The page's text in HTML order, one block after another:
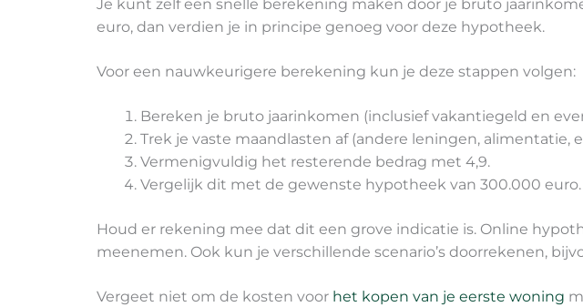
Je kunt zelf een snelle berekening maken door je bruto
euro, dan verdien je in principe genoeg voor deze hypotheek.
Voor een nauwkeurigere berekening kun je deze stappen volgen:
Bereken je bruto jaarinkomen (inclusief vakantiegeld en
Trek je vaste maandlasten af (andere leningen, alimentatie,
Vermenigvuldig het resterende bedrag met 4,9.
Vergelijk dit met de gewenste hypotheek van 300.000 euro.
Houd er rekening mee dat dit een grove indicatie is. Online
meenemen. Ook kun je verschillende scenario’s doorrekenen,
Vergeet niet om de kosten voor het kopen van je eerste woning